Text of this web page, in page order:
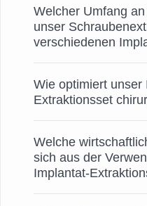
Welcher Umfang
unser
verschiedenen
Wie optimiert unser
Extraktionsset
Welche
sich aus der
Implantat-